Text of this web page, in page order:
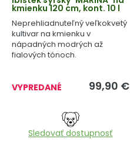
kmienku 120 cm, kont. 10 l
Neprehliadnuteľný veľkokvetý
kultivar na kmienku v
nápadných modrých až
fialových tónoch.
VYPREDANÉ 99,90 €
Sledovať dostupnosť